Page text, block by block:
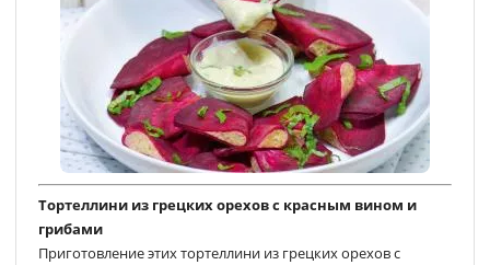
Тортеллини из грецких орехов с красным вином и
грибами
Приготовление этих тортеллини из грецких орехов с